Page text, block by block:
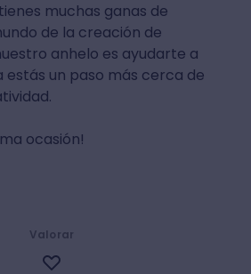
muchas ganas de
de la creación de
anhelo es ayudarte a
estás un paso más cerca de
ocasión!
Valorar